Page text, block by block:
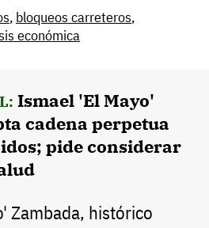
, bloqueos carreteros,
económica
Ismael 'El Mayo'
cadena perpetua
pide considerar
Zambada, histórico